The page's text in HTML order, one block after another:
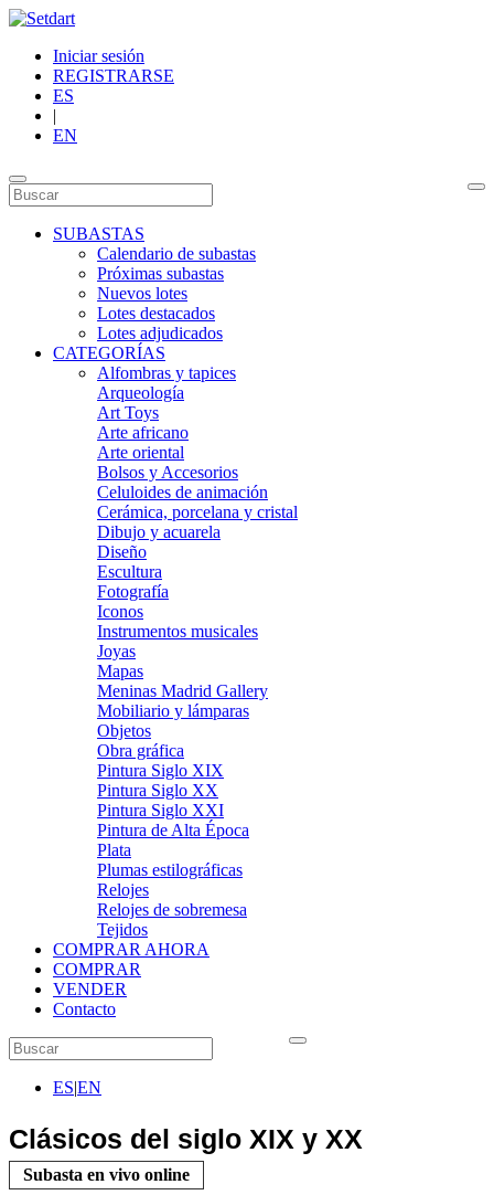
Iniciar sesión
REGISTRARSE
ES
|
EN
SUBASTAS
Calendario de subastas
Próximas subastas
Nuevos lotes
Lotes destacados
Lotes adjudicados
CATEGORÍAS
Alfombras y tapices
Arqueología
Art Toys
Arte africano
Arte oriental
Bolsos y Accesorios
Celuloides de animación
Cerámica, porcelana y cristal
Dibujo y acuarela
Diseño
Escultura
Fotografía
Iconos
Instrumentos musicales
Joyas
Mapas
Meninas Madrid Gallery
Mobiliario y lámparas
Objetos
Obra gráfica
Pintura Siglo XIX
Pintura Siglo XX
Pintura Siglo XXI
Pintura de Alta Época
Plata
Plumas estilográficas
Relojes
Relojes de sobremesa
Tejidos
COMPRAR AHORA
COMPRAR
VENDER
Contacto
ES|EN
Clásicos del siglo XIX y XX
Subasta en vivo online